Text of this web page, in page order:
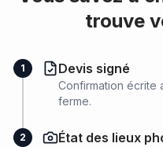
trouve
1 Devis signé
Confirmation écrite
ferme.
2 État des lieux